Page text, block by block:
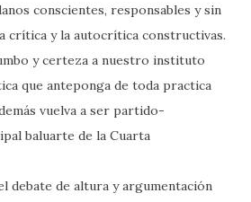
conscientes, responsables y sin
crítica y la autocrítica constructivas.
y certeza a nuestro instituto
que anteponga de toda practica
vuelva a ser partido-
baluarte de la Cuarta
debate de altura y argumentación